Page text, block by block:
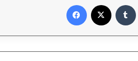
Facebook